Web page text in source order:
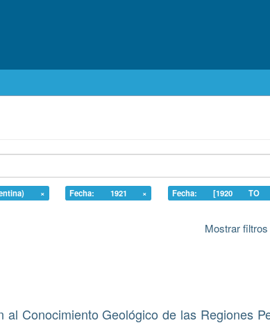
× Fecha: 1921 ×
Fecha: [1920
Mostrar
al Conocimiento Geológico de las Regiones